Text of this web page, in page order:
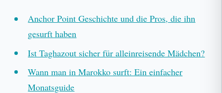
Anchor Point Geschichte und die Pros, die ihn
gesurft haben
Ist Taghazout sicher für alleinreisende Mädchen?
Wann man in Marokko surft: Ein einfacher
Monatsguide